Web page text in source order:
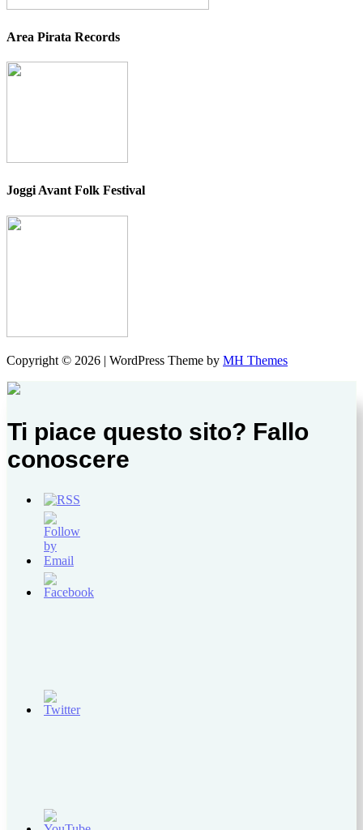
Area Pirata Records
Joggi Avant Folk Festival
Copyright © 2026 | WordPress Theme by MH Themes
Ti piace questo sito? Fallo
conoscere